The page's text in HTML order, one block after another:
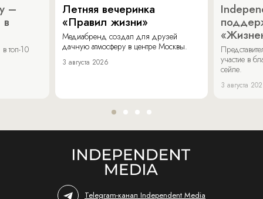
–
топ-10
Летняя вечеринка
«Правил жизни»
Медиабренд создал для друзей
дачную атмосферу в центре Москвы.
3 августа 2026
участие в
сейле.
3 августа
Telegram-канал Independent Media